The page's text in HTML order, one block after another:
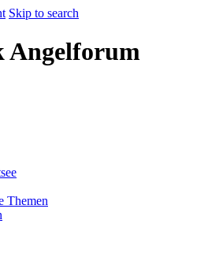
Skip to search
Angelforum
Themen